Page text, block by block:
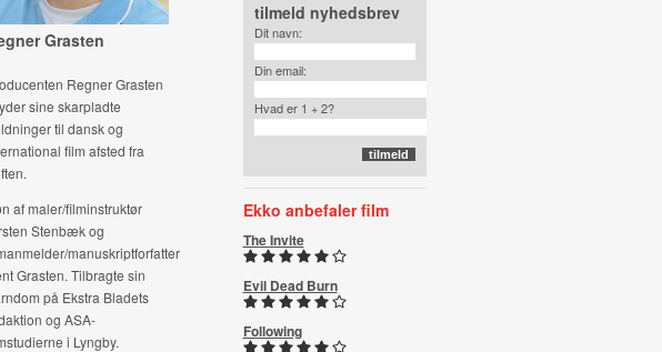
Grasten
Regner Grasten
sine skarpladte
til dansk og
film afsted fra
af maler/filminstruktør
Stenbæk og
manuskriptforfatter
Grasten. Tilbragte sin
på Ekstra Bladets
og ASA-
i Lyngby.
tilmeld nyhedsbrev
Dit navn:
Din email:
Hvad er 1 + 2?
Ekko anbefaler film
The Invite
Evil Dead Burn
Following